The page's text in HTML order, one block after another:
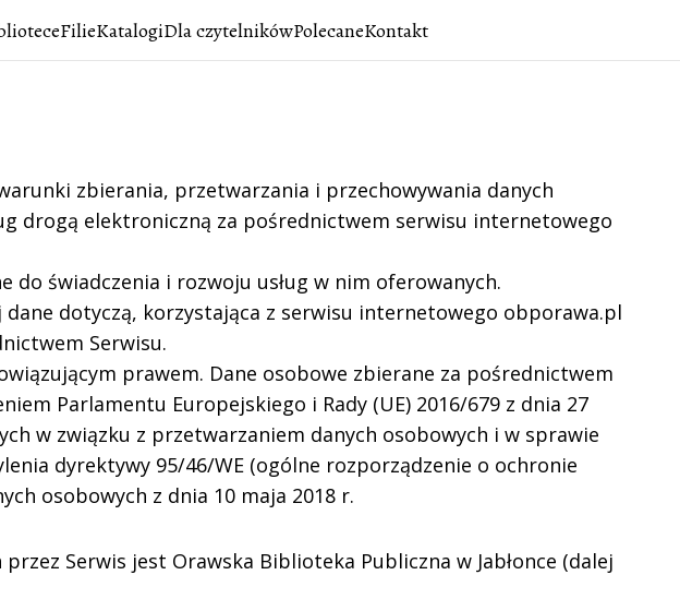
FilieKatalogiDla czytelnikówPolecaneKontakt
zbierania, przetwarzania i przechowywania danych
drogą elektroniczną za pośrednictwem serwisu internetowego
do świadczenia i rozwoju usług w nim oferowanych.
dotyczą, korzystająca z serwisu internetowego obporawa.pl
Serwisu.
prawem. Dane osobowe zbierane za pośrednictwem
Parlamentu Europejskiego i Rady (UE) 2016/679 z dnia 27
w związku z przetwarzaniem danych osobowych i w sprawie
dyrektywy 95/46/WE (ogólne rozporządzenie o ochronie
osobowych z dnia 10 maja 2018 r.
Serwis jest Orawska Biblioteka Publiczna w Jabłonce (dalej